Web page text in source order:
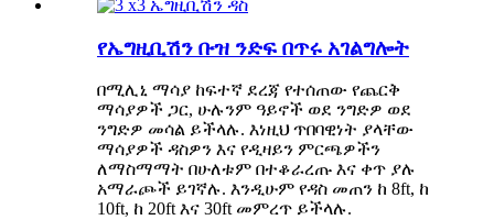
የኤግዚቢሽን ቡዝ ንድፍ በጥሩ አገልግሎት
በሚሊኒ ማሳያ ከፍተኛ ደረጃ የተሰጠው የጨርቅ
ማሳያዎች ጋር, ሁሉንም ዓይኖች ወደ ንግድዎ ወደ
ንግድዎ መሳል ይችላሉ. እነዚህ ጥበባዊነት ያላቸው
ማሳያዎች ዳስዎን እና የዲዛይን ምርጫዎችን
ለማስማማት በሁለቱም በተቆራረጡ እና ቀጥ ያሉ
አማራጮች ይገኛሉ. እንዲሁም የዳስ መጠን ከ 8ft, ከ
10ft, ከ 20ft እና 30ft መምረጥ ይችላሉ.